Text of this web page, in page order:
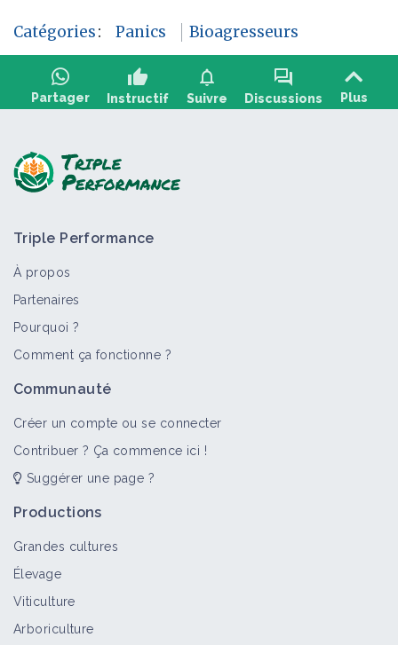
Catégories: Panics Bioagresseurs
Partager
thumb_up
Instructif
notifications
Suivre
forum
Discussions Plus
Adventices
Triple Performance
À propos
Partenaires
Pourquoi ?
Comment ça fonctionne ?
Communauté
Créer un compte ou se connecter
Contribuer ? Ça commence ici !
Suggérer une page ?
Productions
Grandes cultures
Élevage
Viticulture
Arboriculture